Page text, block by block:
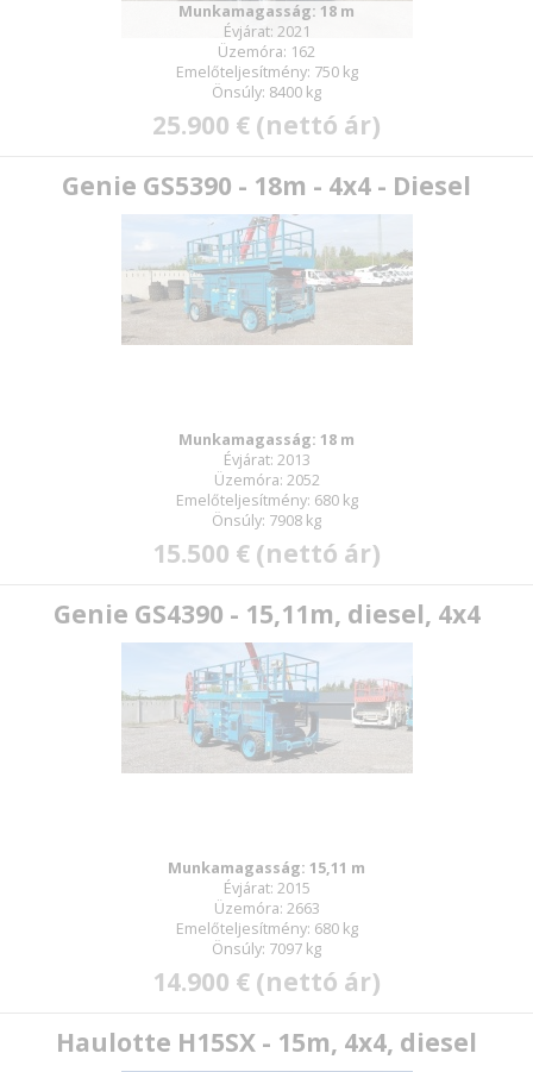
Munkamagasság: 18 m
Évjárat: 2021
Üzemóra: 162
Emelőteljesítmény: 750 kg
Önsúly: 8400 kg
25.900 € (nettó ár)
Genie GS5390 - 18m - 4x4 - Diesel
Munkamagasság: 18 m
Évjárat: 2013
Üzemóra: 2052
Emelőteljesítmény: 680 kg
Önsúly: 7908 kg
15.500 € (nettó ár)
Genie GS4390 - 15,11m, diesel, 4x4
Munkamagasság: 15,11 m
Évjárat: 2015
Üzemóra: 2663
Emelőteljesítmény: 680 kg
Önsúly: 7097 kg
14.900 € (nettó ár)
Haulotte H15SX - 15m, 4x4, diesel